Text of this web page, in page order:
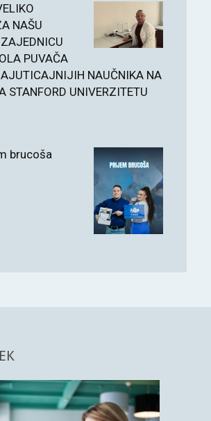
NAŠU
PUVAČA
NAUČNIKA NA
STANFORD UNIVERZITETU
brucoša